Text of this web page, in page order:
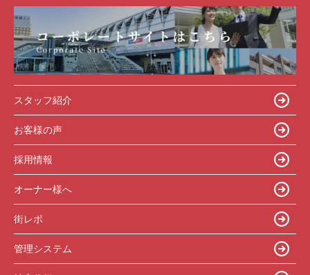
スタッフ紹介
お客様の声
採用情報
オーナー様へ
街レポ
管理システム